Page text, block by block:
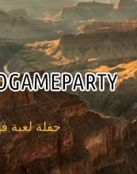
حفلة لعبة